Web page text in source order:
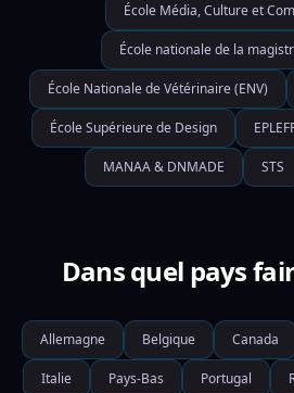
École Média, Culture et
École nationale de la
École Nationale de Vétérinaire (ENV)
École Supérieure de Design
MANAA & DNMADE STS
Dans quel pays
Allemagne Belgique Canada
Italie Pays-Bas Portugal